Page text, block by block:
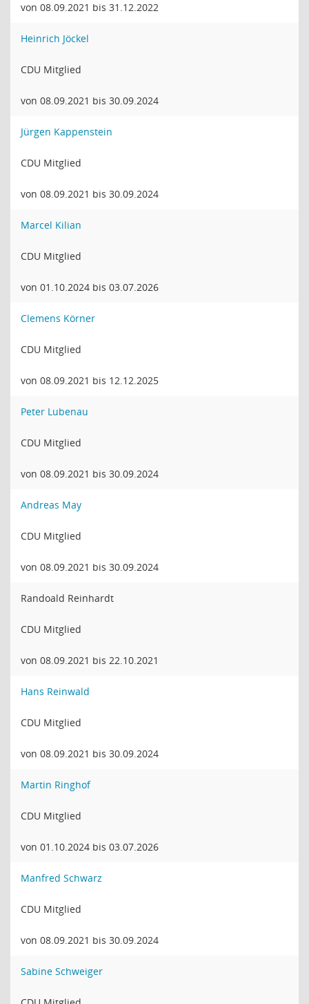
von 08.09.2021 bis 31.12.2022
Heinrich Jöckel
CDU Mitglied
von 08.09.2021 bis 30.09.2024
Jürgen Kappenstein
CDU Mitglied
von 08.09.2021 bis 30.09.2024
Marcel Kilian
CDU Mitglied
von 01.10.2024 bis 03.07.2026
Clemens Körner
CDU Mitglied
von 08.09.2021 bis 12.12.2025
Peter Lubenau
CDU Mitglied
von 08.09.2021 bis 30.09.2024
Andreas May
CDU Mitglied
von 08.09.2021 bis 30.09.2024
Randoald Reinhardt
CDU Mitglied
von 08.09.2021 bis 22.10.2021
Hans Reinwald
CDU Mitglied
von 08.09.2021 bis 30.09.2024
Martin Ringhof
CDU Mitglied
von 01.10.2024 bis 03.07.2026
Manfred Schwarz
CDU Mitglied
von 08.09.2021 bis 30.09.2024
Sabine Schweiger